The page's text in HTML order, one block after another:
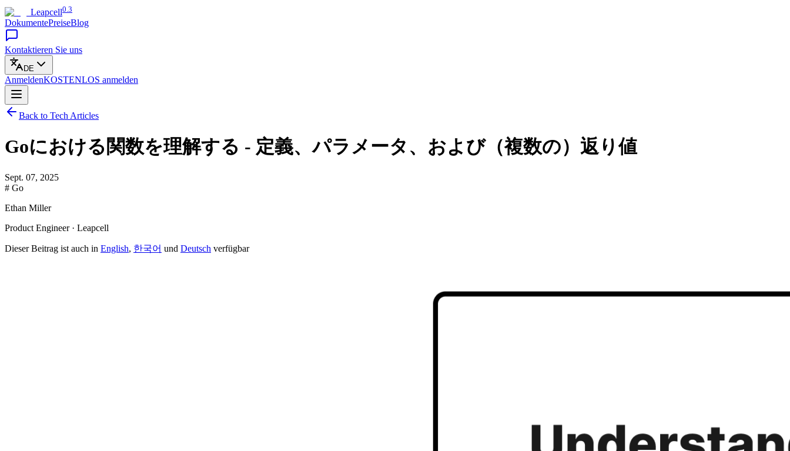
Leapcell0.3
DokumentePreiseBlog
Kontaktieren Sie uns
DE
AnmeldenKOSTENLOS anmelden
Back to Tech Articles
Goにおける関数を理解する - 定義、パラメータ、および（複数の）返り値
Sept. 07, 2025
# Go
Ethan Miller
Product Engineer · Leapcell
Dieser Beitrag ist auch in English, 한국어 und Deutsch verfügbar